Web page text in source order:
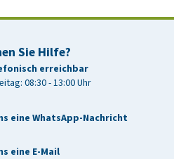
Sie Hilfe?
erreichbar
08:30 - 13:00 Uhr
eine WhatsApp-Nachricht
eine E-Mail